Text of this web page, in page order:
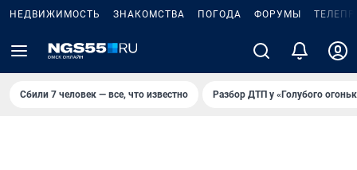
НЕДВИЖИМОСТЬ ЗНАКОМСТВА ПОГОДА ФОРУМЫ
Сбили 7 человек — все, что известно Разбор ДТП у «Голубого